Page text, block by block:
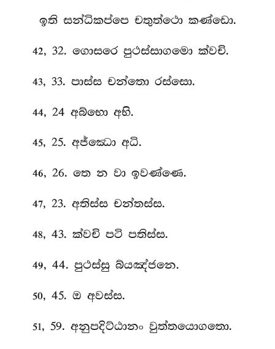
ඉති සන්ධිකප්පෙ චතුත්ථො කණ්ඩො.
42, 32. ගොසරෙ පුථස්සාගමො ක්වචි.
43, 33. පාස්ස චන්තො රස්සො.
44, 24 අබ්භො අභි.
45, 25. අජ්ඣො අධි.
46, 26. තෙ න වා ඉවණ්ණෙ.
47, 23. අතිස්ස චන්තස්ස.
48, 43. ක්වචිපටි පතිස්ස.
49, 44. පුථස්සු බ්යඤ්ජනෙ.
50, 45. ඔ අවස්ස.
51, 59. අනුපදිට්ඨානං වුත්තයොගතො.